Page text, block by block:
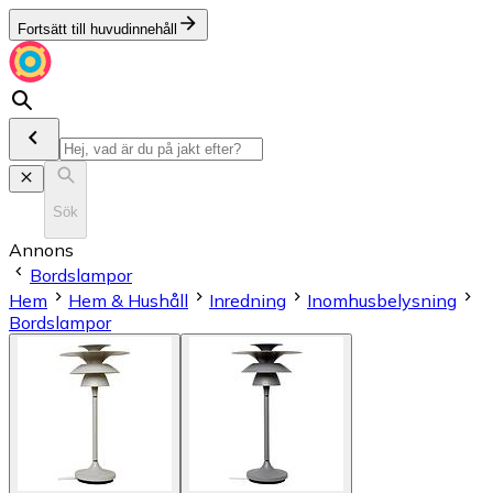
Fortsätt till huvudinnehåll
Sök
Annons
Bordslampor
Hem
Hem & Hushåll Inredning
Inomhusbelysning
Bordslampor